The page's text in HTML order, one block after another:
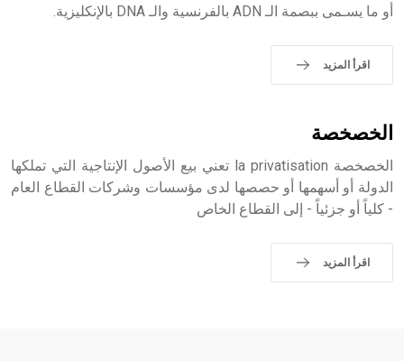
الملوك الذين حكموا مدينة إديسا (الرها) من أبجر الأول وحتى
حيث تقتصر القيمة الصوتية للعلامة الك
أو ما يسـمى ببصمة الـ ADN بالفرنسية والـ DNA بالإنكليزية.
اقرأ المزيد
الخصخصة
الخصخصة la privatisation تعني بيع الأصول الإنتاجية التي تملكها
الدولة أو أسهمها أو حصصها لدى مؤسسات وشركات القطاع العام
- كلياً أو جزئياً - إلى القطاع الخاص
اقرأ المزيد